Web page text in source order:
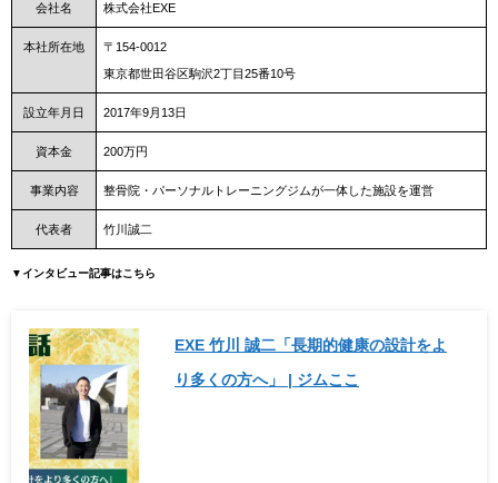
会社名 株式会社EXE
本社所在地
〒154-0012
東京都世田谷区駒沢2丁目25番10号
設立年月日 2017年9月13日
資本金 200万円
事業内容 整骨院・パーソナルトレーニングジムが一体した施設を運営
代表者 竹川誠二
▼インタビュー記事はこちら
EXE 竹川 誠二「長期的健康の設計をよ
り多くの方へ」 | ジムここ